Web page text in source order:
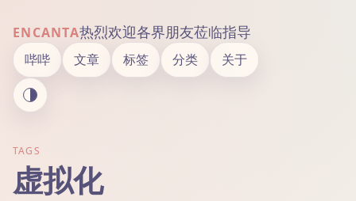
ENCANTA热烈欢迎各界朋友莅临指导
哔哔 文章 标签 分类 关于
TAGS
虚拟化